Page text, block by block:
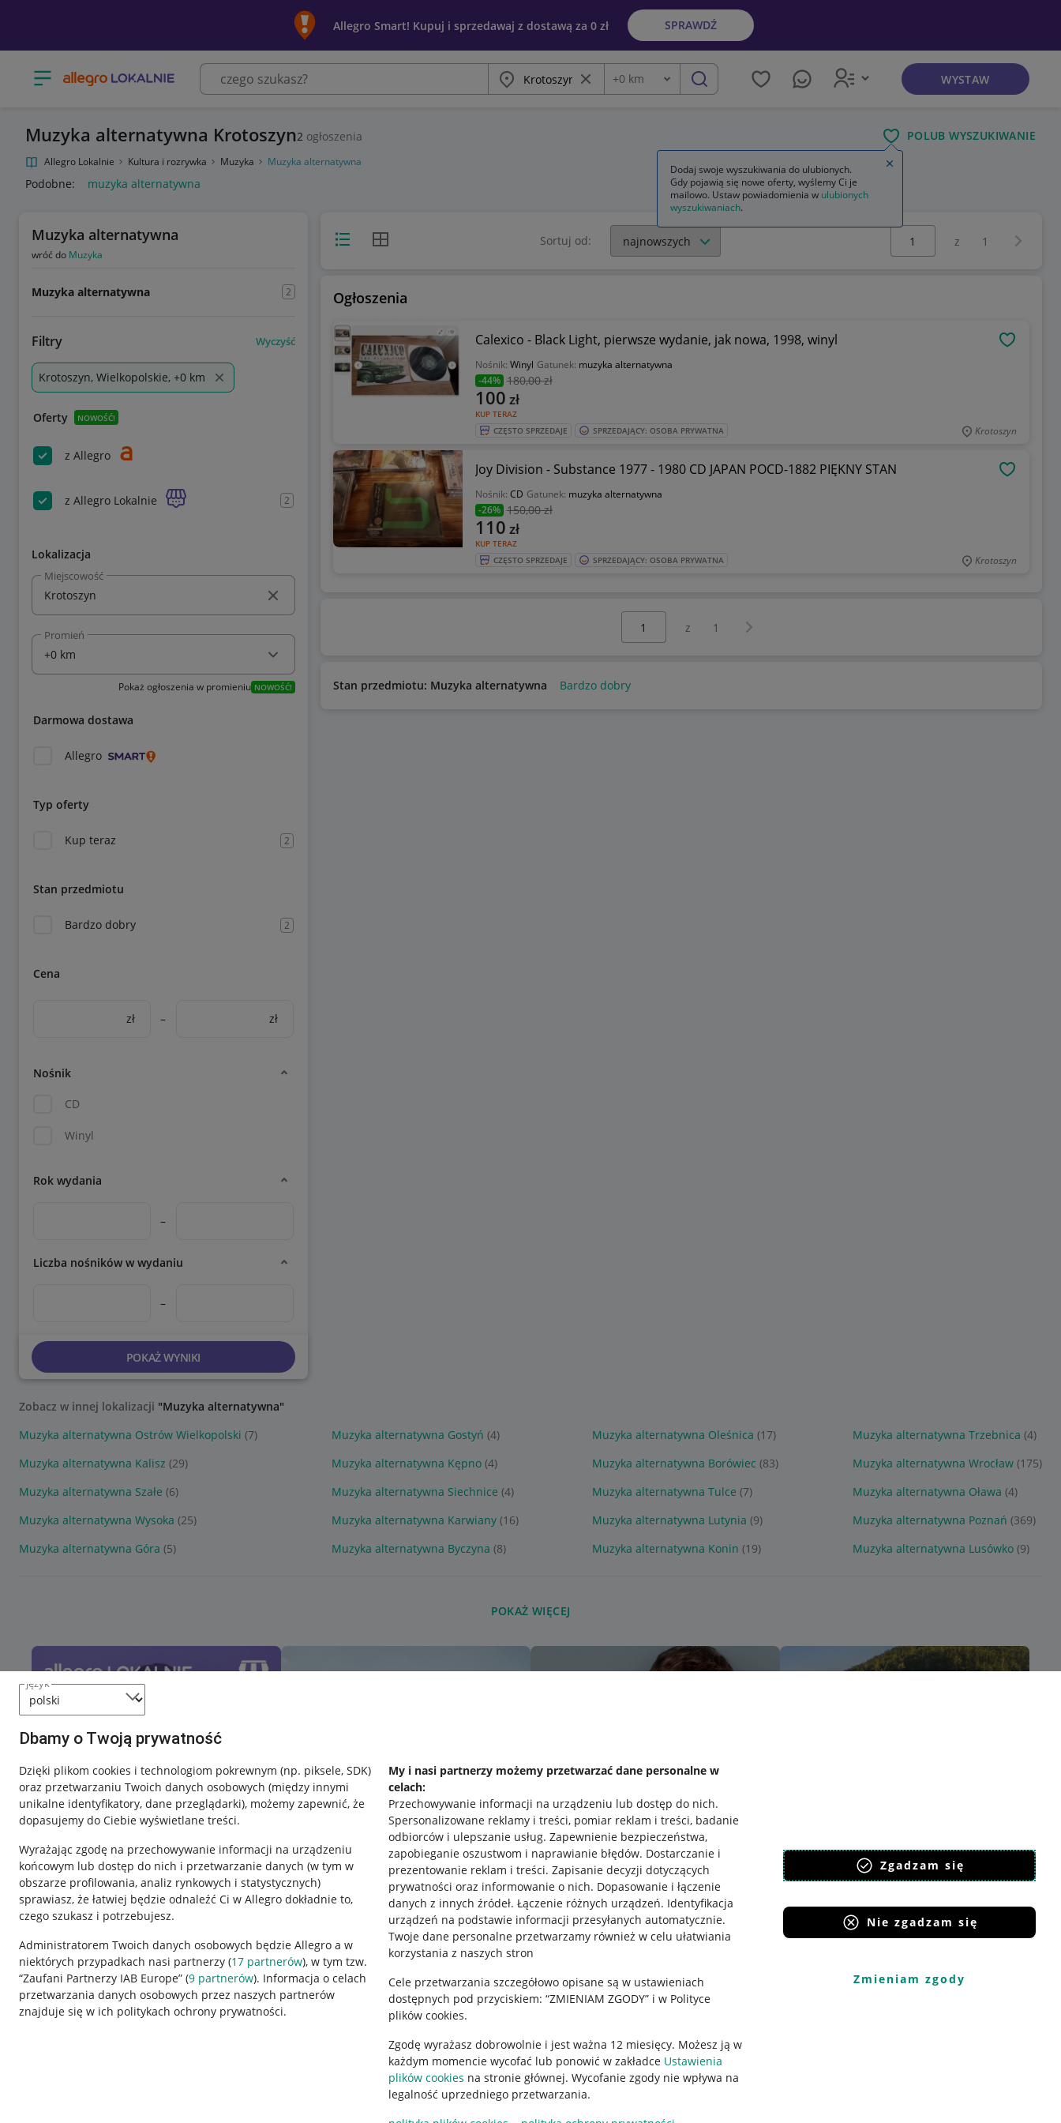
język
Dbamy o Twoją prywatność
Dzięki plikom cookies i technologiom pokrewnym (np. piksele, SDK)
oraz przetwarzaniu Twoich danych osobowych (między innymi
unikalne identyfikatory, dane przeglądarki), możemy zapewnić, że
dopasujemy do Ciebie wyświetlane treści.
Wyrażając zgodę na przechowywanie informacji na urządzeniu
końcowym lub dostęp do nich i przetwarzanie danych (w tym w
obszarze profilowania, analiz rynkowych i statystycznych)
sprawiasz, że łatwiej będzie odnaleźć Ci w Allegro dokładnie to,
czego szukasz i potrzebujesz.
Administratorem Twoich danych osobowych będzie Allegro a w
niektórych przypadkach nasi partnerzy (17 partnerów), w tym tzw.
“Zaufani Partnerzy IAB Europe” (9 partnerów). Informacja o celach
przetwarzania danych osobowych przez naszych partnerów
znajduje się w ich politykach ochrony prywatności.
My i nasi partnerzy możemy przetwarzać dane personalne w
celach:
Przechowywanie informacji na urządzeniu lub dostęp do nich.
Spersonalizowane reklamy i treści, pomiar reklam i treści, badanie
odbiorców i ulepszanie usług. Zapewnienie bezpieczeństwa,
zapobieganie oszustwom i naprawianie błędów. Dostarczanie i
prezentowanie reklam i treści. Zapisanie decyzji dotyczących
prywatności oraz informowanie o nich. Dopasowanie i łączenie
danych z innych źródeł. Łączenie różnych urządzeń. Identyfikacja
urządzeń na podstawie informacji przesyłanych automatycznie.
Twoje dane personalne przetwarzamy również w celu ułatwiania
korzystania z naszych stron
Cele przetwarzania szczegółowo opisane są w ustawieniach
dostępnych pod przyciskiem: “ZMIENIAM ZGODY” i w Polityce
plików cookies.
Zgodę wyrażasz dobrowolnie i jest ważna 12 miesięcy. Możesz ją w
każdym momencie wycofać lub ponowić w zakładce Ustawienia
plików cookies na stronie głównej. Wycofanie zgody nie wpływa na
legalność uprzedniego przetwarzania.
Zgadzam się
Nie zgadzam się
Zmieniam zgody
Allegro Smart! Kupuj i sprzedawaj z dostawą za 0 zł SPRAWDŹ
Otwórz menu z kategoriami Miasto Wyczyść frazę
Odległość
+0 km szukaj WYSTAW
Muzyka alternatywna Krotoszyn2 ogłoszenia POLUB WYSZUKIWANIE
Allegro Lokalnie Kultura i rozrywka Muzyka Muzyka alternatywna
Podobne: muzyka alternatywna
Muzyka alternatywna
wróć do Muzyka
Muzyka alternatywna 2
Filtry Wyczyść
Krotoszyn, Wielkopolskie, +0 km
Oferty NOWOŚĆ!
z Allegro
z Allegro Lokalnie 2
Lokalizacja
Miejscowość
Promień
Pokaż ogłoszenia w promieniu NOWOŚĆ!
Darmowa dostawa
Allegro
Typ oferty
Kup teraz 2
Stan przedmiotu
Bardzo dobry 2
Cena
zł – zł
Nośnik
CD
Winyl
Rok wydania
–
Liczba nośników w wydaniu
–
POKAŻ WYNIKI
Widok listyWidok siatki Sortuj od:
Wybierz stronę:
z 1
Ogłoszenia
Calexico - Black Light, pierwsze wydanie, jak nowa, 1998, winyl
Nośnik: Winyl Gatunek: muzyka alternatywna
-44% 180,00 zł
KUP TERAZ
100 zł
CZĘSTO SPRZEDAJE SPRZEDAJĄCY: OSOBA PRYWATNA Krotoszyn
Joy Division - Substance 1977 - 1980 CD JAPAN POCD-1882 PIĘKNY STAN
Nośnik: CD Gatunek: muzyka alternatywna
-26% 150,00 zł
KUP TERAZ
110 zł
CZĘSTO SPRZEDAJE SPRZEDAJĄCY: OSOBA PRYWATNA Krotoszyn
z 1 Następna strona
Stan przedmiotu: Muzyka alternatywna Bardzo dobry
Zobacz w innej lokalizacji "Muzyka alternatywna"
Muzyka alternatywna Ostrów Wielkopolski (7) Muzyka alternatywna Gostyń (4) Muzyka alternatywna Oleśnica (17) Muzyka alternatywna Trzebnica (4)
Muzyka alternatywna Kalisz (29) Muzyka alternatywna Kępno (4) Muzyka alternatywna Borówiec (83) Muzyka alternatywna Wrocław (175)
Muzyka alternatywna Szałe (6) Muzyka alternatywna Siechnice (4) Muzyka alternatywna Tulce (7) Muzyka alternatywna Oława (4)
Muzyka alternatywna Wysoka (25) Muzyka alternatywna Karwiany (16) Muzyka alternatywna Lutynia (9) Muzyka alternatywna Poznań (369)
Muzyka alternatywna Góra (5) Muzyka alternatywna Byczyna (8) Muzyka alternatywna Konin (19) Muzyka alternatywna Lusówko (9)
POKAŻ WIĘCEJ
Przydatne informacje
Jak to działa
Napisz do nas
Allegro Gadane dla sprzedających
Regulamin
Polityka plików "cookies"
Ustawienia plików "cookies"
Udostępnianie lokalizacji
Informacje dla Aktu o Usługach Cyfrowych
Pobierz aplikację
Dodaj swoje wyszukiwania do ulubionych.
Gdy pojawią się nowe oferty, wyślemy Ci je
mailowo. Ustaw powiadomienia w ulubionych
wyszukiwaniach.
Zamknij wskazówkę